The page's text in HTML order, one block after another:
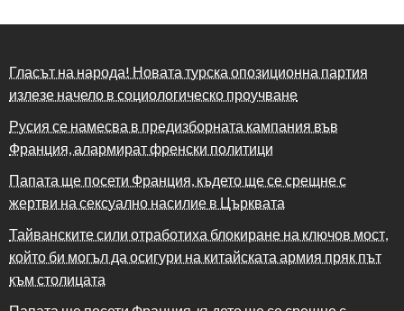
Гласът на народа! Новата турска опозиционна партия
излезе начело в социологическо проучване
Русия се намесва в предизборната кампания във
Франция, алармират френски политици
Папата ще посети Франция, където ще се срещне с
жертви на сексуално насилие в Църквата
Тайванските сили отработиха блокиране на ключов мост,
който би могъл да осигури на китайската армия пряк път
към столицата